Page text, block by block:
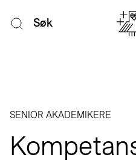
Søk
SENIOR AKADEMIKERE